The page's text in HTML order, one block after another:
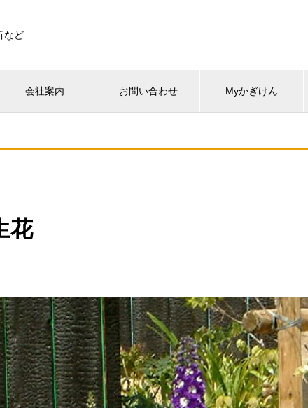
など
会社案内 お問い合わせ Myかぎけん
花